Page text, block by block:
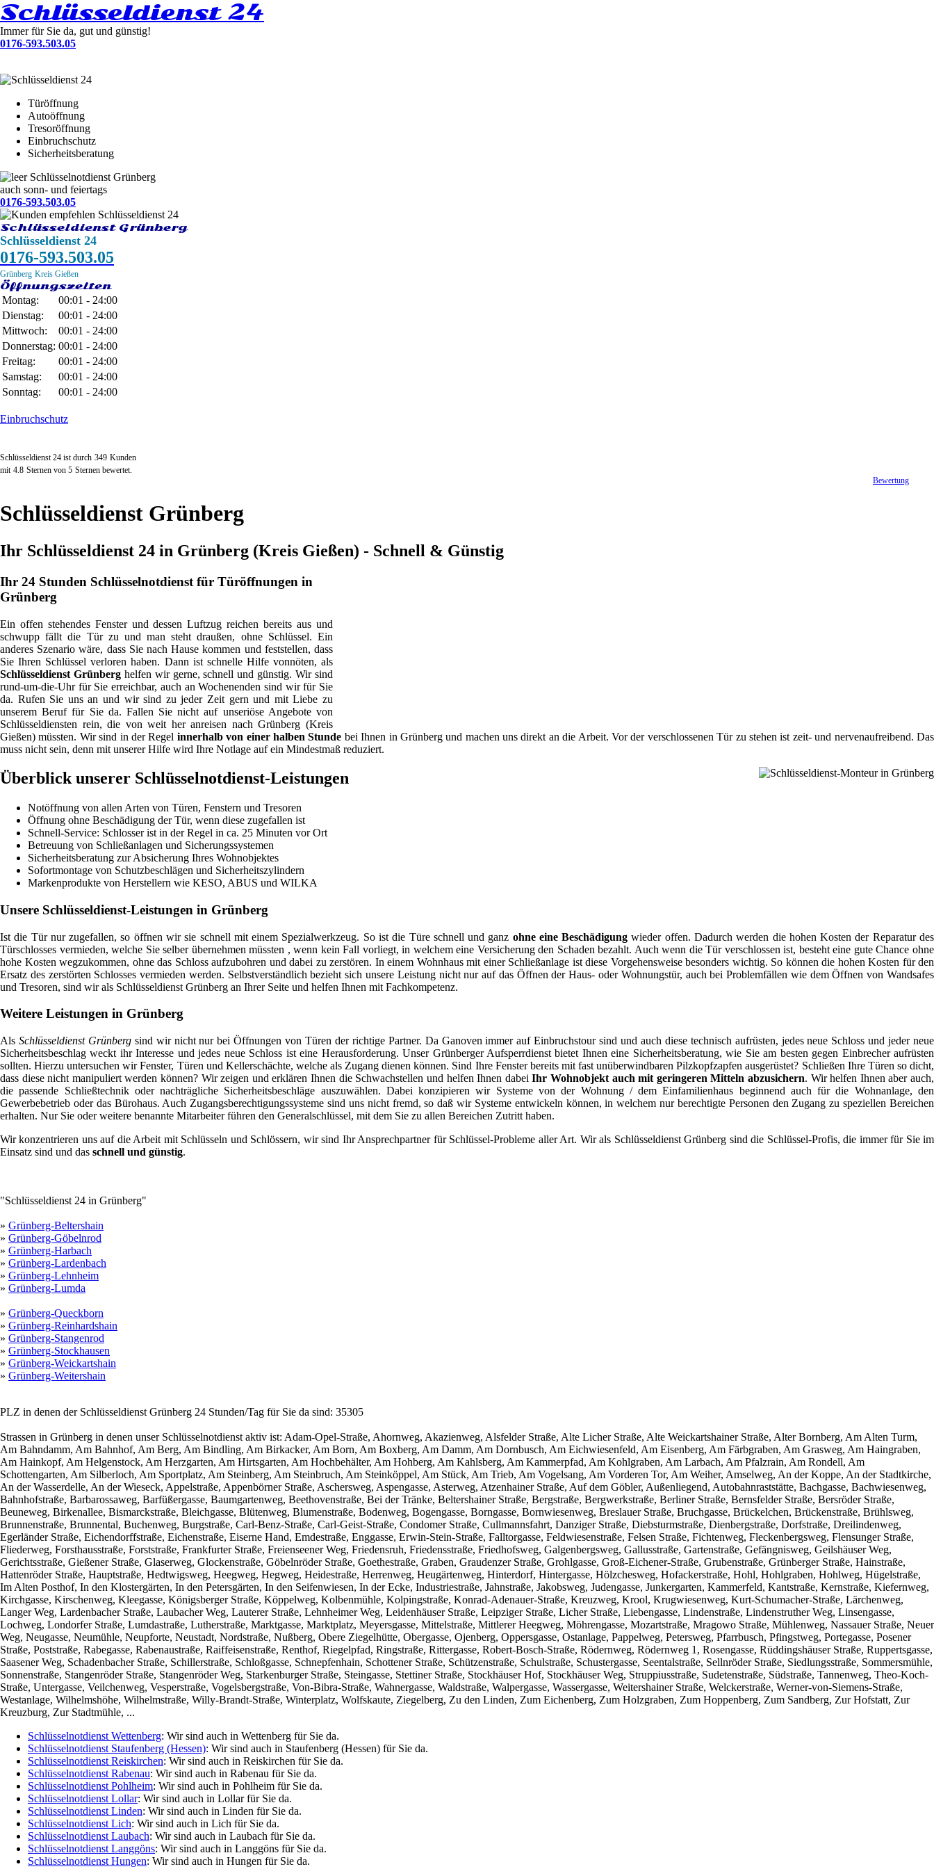
Schlüsseldienst 24
Immer für Sie da, gut und günstig!
0176-593.503.05
Türöffnung
Autoöffnung
Tresoröffnung
Einbruchschutz
Sicherheitsberatung
Schlüsselnotdienst Grünberg
auch sonn- und feiertags
0176-593.503.05
Schlüsseldienst Grünberg
Schlüsseldienst 24
0176-593.503.05
Grünberg Kreis Gießen
Öffnungszeiten
Montag:
00:01 - 24:00
Dienstag:
00:01 - 24:00
Mittwoch:
00:01 - 24:00
Donnerstag: 00:01 - 24:00
Freitag:
00:01 - 24:00
Samstag:
00:01 - 24:00
Sonntag:
00:01 - 24:00
Einbruchschutz
Schlüsseldienst 24 ist durch 349 Kunden
mit 4.8 Sternen von 5 Sternen bewertet.
Bewertung
Schlüsseldienst Grünberg
Ihr Schlüsseldienst 24 in Grünberg (Kreis Gießen) - Schnell & Günstig
Ihr 24 Stunden Schlüsselnotdienst für Türöffnungen in
Grünberg
Ein offen stehendes Fenster und dessen Luftzug reichen bereits aus und
schwupp fällt die Tür zu und man steht draußen, ohne Schlüssel. Ein
anderes Szenario wäre, dass Sie nach Hause kommen und feststellen, dass
Sie Ihren Schlüssel verloren haben. Dann ist schnelle Hilfe vonnöten, als
Schlüsseldienst Grünberghelfen wir gerne, schnell und günstig. Wir sind
rund-um-die-Uhr für Sie erreichbar, auch an Wochenenden sind wir für Sie
da. Rufen Sie uns an und wir sind zu jeder Zeit gern und mit Liebe zu
unserem Beruf für Sie da. Fallen Sie nicht auf unseriöse Angebote von
Schlüsseldiensten rein, die von weit her anreisen nach Grünberg (Kreis
Gießen) müssten. Wir sind in der Regel innerhalb von einer halben Stunde bei Ihnen in Grünberg und machen uns direkt an die Arbeit. Vor der verschlossenen Tür zu stehen ist zeit- und nervenaufreibend. Das
muss nicht sein, denn mit unserer Hilfe wird Ihre Notlage auf ein Mindestmaß reduziert.
Überblick unserer Schlüsselnotdienst-Leistungen
Notöffnung von allen Arten von Türen, Fenstern und Tresoren
Öffnung ohne Beschädigung der Tür, wenn diese zugefallen ist
Schnell-Service: Schlosser ist in der Regel in ca. 25 Minuten vor Ort
Betreuung von Schließanlagen und Sicherungssystemen
Sicherheitsberatung zur Absicherung Ihres Wohnobjektes
Sofortmontage von Schutzbeschlägen und Sicherheitszylindern
Markenprodukte von Herstellern wie KESO, ABUS und WILKA
Unsere Schlüsseldienst-Leistungen in Grünberg
Ist die Tür nur zugefallen, so öffnen wir sie schnell mit einem Spezialwerkzeug. So ist die Türe schnell und ganz ohne eine Beschädigung wieder offen. Dadurch werden die hohen Kosten der Reparatur des
Türschlosses vermieden, welche Sie selber übernehmen müssten , wenn kein Fall vorliegt, in welchem eine Versicherung den Schaden bezahlt. Auch wenn die Tür verschlossen ist, besteht eine gute Chance ohne
hohe Kosten wegzukommen, ohne das Schloss aufzubohren und dabei zu zerstören. In einem Wohnhaus mit einer Schließanlage ist diese Vorgehensweise besonders wichtig. So können die hohen Kosten für den
Ersatz des zerstörten Schlosses vermieden werden. Selbstverständlich bezieht sich unsere Leistung nicht nur auf das Öffnen der Haus- oder Wohnungstür, auch bei Problemfällen wie dem Öffnen von Wandsafes
und Tresoren, sind wir als Schlüsseldienst Grünberg an Ihrer Seite und helfen Ihnen mit Fachkompetenz.
Weitere Leistungen in Grünberg
Als Schlüsseldienst Grünbergsind wir nicht nur bei Öffnungen von Türen der richtige Partner. Da Ganoven immer auf Einbruchstour sind und auch diese technisch aufrüsten, jedes neue Schloss und jeder neue
Sicherheitsbeschlag weckt ihr Interesse und jedes neue Schloss ist eine Herausforderung. Unser Grünberger Aufsperrdienst bietet Ihnen eine Sicherheitsberatung, wie Sie am besten gegen Einbrecher aufrüsten
sollten. Hierzu untersuchen wir Fenster, Türen und Kellerschächte, welche als Zugang dienen können. Sind Ihre Fenster bereits mit fast unüberwindbaren Pilzkopfzapfen ausgerüstet? Schließen Ihre Türen so dicht,
dass diese nicht manipuliert werden können? Wir zeigen und erklären Ihnen die Schwachstellen und helfen Ihnen dabeiIhr Wohnobjekt auch mit geringeren Mitteln abzusichern. Wir helfen Ihnen aber auch,
die passende Schließtechnik oder nachträgliche Sicherheitsbeschläge auszuwählen. Dabei konzipieren wir Systeme von der Wohnung / dem Einfamilienhaus beginnend auch für die Wohnanlage, den
Gewerbebetrieb oder das Bürohaus. Auch Zugangsberechtigungssysteme sind uns nicht fremd, so daß wir Systeme entwickeln können, in welchem nur berechtigte Personen den Zugang zu speziellen Bereichen
erhalten. Nur Sie oder weitere benannte Mitarbeiter führen den Generalschlüssel, mit dem Sie zu allen Bereichen Zutritt haben.
Wir konzentrieren uns auf die Arbeit mit Schlüsseln und Schlössern, wir sind Ihr Ansprechpartner für Schlüssel-Probleme aller Art. Wir als Schlüsseldienst Grünberg sind die Schlüssel-Profis, die immer für Sie im
Einsatz sind und das schnell und günstig.
"Schlüsseldienst 24 in Grünberg"
» Grünberg-Beltershain
» Grünberg-Göbelnrod
» Grünberg-Harbach
» Grünberg-Lardenbach
» Grünberg-Lehnheim
» Grünberg-Lumda
» Grünberg-Queckborn
» Grünberg-Reinhardshain
» Grünberg-Stangenrod
» Grünberg-Stockhausen
» Grünberg-Weickartshain
» Grünberg-Weitershain
PLZ in denen der Schlüsseldienst Grünberg 24 Stunden/Tag für Sie da sind: 35305
Strassen in Grünberg in denen unser Schlüsselnotdienst aktiv ist: Adam-Opel-Straße, Ahornweg, Akazienweg, Alsfelder Straße, Alte Licher Straße, Alte Weickartshainer Straße, Alter Bornberg, Am Alten Turm,
Am Bahndamm, Am Bahnhof, Am Berg, Am Bindling, Am Birkacker, Am Born, Am Boxberg, Am Damm, Am Dornbusch, Am Eichwiesenfeld, Am Eisenberg, Am Färbgraben, Am Grasweg, Am Haingraben,
Am Hainkopf, Am Helgenstock, Am Herzgarten, Am Hirtsgarten, Am Hochbehälter, Am Hohberg, Am Kahlsberg, Am Kammerpfad, Am Kohlgraben, Am Larbach, Am Pfalzrain, Am Rondell, Am
Schottengarten, Am Silberloch, Am Sportplatz, Am Steinberg, Am Steinbruch, Am Steinköppel, Am Stück, Am Trieb, Am Vogelsang, Am Vorderen Tor, Am Weiher, Amselweg, An der Koppe, An der Stadtkirche,
An der Wasserdelle, An der Wieseck, Appelstraße, Appenbörner Straße, Aschersweg, Aspengasse, Asterweg, Atzenhainer Straße, Auf dem Göbler, Außenliegend, Autobahnraststätte, Bachgasse, Bachwiesenweg,
Bahnhofstraße, Barbarossaweg, Barfüßergasse, Baumgartenweg, Beethovenstraße, Bei der Tränke, Beltershainer Straße, Bergstraße, Bergwerkstraße, Berliner Straße, Bernsfelder Straße, Bersröder Straße,
Beuneweg, Birkenallee, Bismarckstraße, Bleichgasse, Blütenweg, Blumenstraße, Bodenweg, Bogengasse, Borngasse, Bornwiesenweg, Breslauer Straße, Bruchgasse, Brückelchen, Brückenstraße, Brühlsweg,
Brunnenstraße, Brunnental, Buchenweg, Burgstraße, Carl-Benz-Straße, Carl-Geist-Straße, Condomer Straße, Cullmannsfahrt, Danziger Straße, Diebsturmstraße, Dienbergstraße, Dorfstraße, Dreilindenweg,
Egerländer Straße, Eichendorffstraße, Eichenstraße, Eiserne Hand, Emdestraße, Enggasse, Erwin-Stein-Straße, Falltorgasse, Feldwiesenstraße, Felsen Straße, Fichtenweg, Fleckenbergsweg, Flensunger Straße,
Fliederweg, Forsthausstraße, Forststraße, Frankfurter Straße, Freienseener Weg, Friedensruh, Friedensstraße, Friedhofsweg, Galgenbergsweg, Gallusstraße, Gartenstraße, Gefängnisweg, Geilshäuser Weg,
Gerichtsstraße, Gießener Straße, Glaserweg, Glockenstraße, Göbelnröder Straße, Goethestraße, Graben, Graudenzer Straße, Grohlgasse, Groß-Eichener-Straße, Grubenstraße, Grünberger Straße, Hainstraße,
Hattenröder Straße, Hauptstraße, Hedtwigsweg, Heegweg, Hegweg, Heidestraße, Herrenweg, Heugärtenweg, Hinterdorf, Hintergasse, Hölzchesweg, Hofackerstraße, Hohl, Hohlgraben, Hohlweg, Hügelstraße,
Im Alten Posthof, In den Klostergärten, In den Petersgärten, In den Seifenwiesen, In der Ecke, Industriestraße, Jahnstraße, Jakobsweg, Judengasse, Junkergarten, Kammerfeld, Kantstraße, Kernstraße, Kiefernweg,
Kirchgasse, Kirschenweg, Kleegasse, Königsberger Straße, Köppelweg, Kolbenmühle, Kolpingstraße, Konrad-Adenauer-Straße, Kreuzweg, Krool, Krugwiesenweg, Kurt-Schumacher-Straße, Lärchenweg,
Langer Weg, Lardenbacher Straße, Laubacher Weg, Lauterer Straße, Lehnheimer Weg, Leidenhäuser Straße, Leipziger Straße, Licher Straße, Liebengasse, Lindenstraße, Lindenstruther Weg, Linsengasse,
Lochweg, Londorfer Straße, Lumdastraße, Lutherstraße, Marktgasse, Marktplatz, Meyersgasse, Mittelstraße, Mittlerer Heegweg, Möhrengasse, Mozartstraße, Mragowo Straße, Mühlenweg, Nassauer Straße, Neuer
Weg, Neugasse, Neumühle, Neupforte, Neustadt, Nordstraße, Nußberg, Obere Ziegelhütte, Obergasse, Ojenberg, Oppersgasse, Ostanlage, Pappelweg, Petersweg, Pfarrbusch, Pfingstweg, Portegasse, Posener
Straße, Poststraße, Rabegasse, Rabenaustraße, Raiffeisenstraße, Renthof, Riegelpfad, Ringstraße, Rittergasse, Robert-Bosch-Straße, Rödernweg, Rödernweg 1, Rosengasse, Rüddingshäuser Straße, Ruppertsgasse,
Saasener Weg, Schadenbacher Straße, Schillerstraße, Schloßgasse, Schnepfenhain, Schottener Straße, Schützenstraße, Schulstraße, Schustergasse, Seentalstraße, Sellnröder Straße, Siedlungsstraße, Sommersmühle,
Sonnenstraße, Stangenröder Straße, Stangenröder Weg, Starkenburger Straße, Steingasse, Stettiner Straße, Stockhäuser Hof, Stockhäuser Weg, Struppiusstraße, Sudetenstraße, Südstraße, Tannenweg, Theo-Koch-
Straße, Untergasse, Veilchenweg, Vesperstraße, Vogelsbergstraße, Von-Bibra-Straße, Wahnergasse, Waldstraße, Walpergasse, Wassergasse, Weitershainer Straße, Welckerstraße, Werner-von-Siemens-Straße,
Westanlage, Wilhelmshöhe, Wilhelmstraße, Willy-Brandt-Straße, Winterplatz, Wolfskaute, Ziegelberg, Zu den Linden, Zum Eichenberg, Zum Holzgraben, Zum Hoppenberg, Zum Sandberg, Zur Hofstatt, Zur
Kreuzburg, Zur Stadtmühle, ...
Schlüsselnotdienst Wettenberg: Wir sind auch in Wettenberg für Sie da.
Schlüsselnotdienst Staufenberg (Hessen): Wir sind auch in Staufenberg (Hessen) für Sie da.
Schlüsselnotdienst Reiskirchen: Wir sind auch in Reiskirchen für Sie da.
Schlüsselnotdienst Rabenau: Wir sind auch in Rabenau für Sie da.
Schlüsselnotdienst Pohlheim: Wir sind auch in Pohlheim für Sie da.
Schlüsselnotdienst Lollar: Wir sind auch in Lollar für Sie da.
Schlüsselnotdienst Linden: Wir sind auch in Linden für Sie da.
Schlüsselnotdienst Lich: Wir sind auch in Lich für Sie da.
Schlüsselnotdienst Laubach: Wir sind auch in Laubach für Sie da.
Schlüsselnotdienst Langgöns: Wir sind auch in Langgöns für Sie da.
Schlüsselnotdienst Hungen: Wir sind auch in Hungen für Sie da.